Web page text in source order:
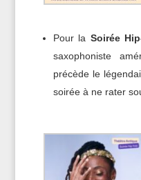
Pour la Soirée
saxophoniste
précède le
soirée à ne rater